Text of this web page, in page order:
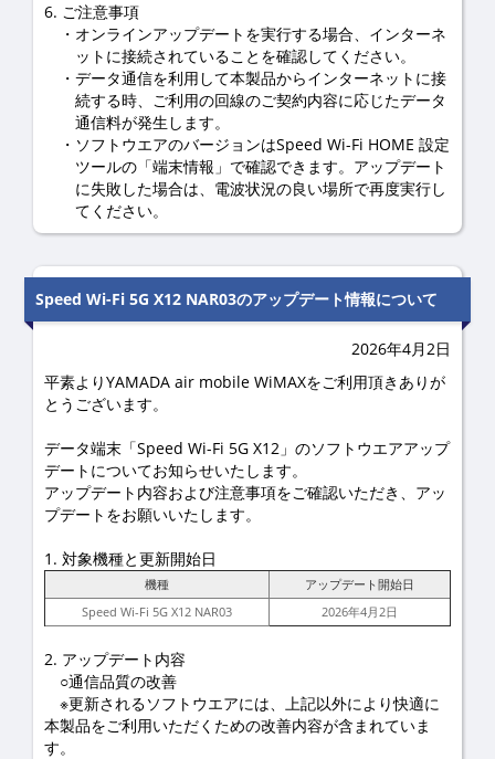
6. ご注意事項
オンラインアップデートを実行する場合、インターネ
ットに接続されていることを確認してください。
データ通信を利用して本製品からインターネットに接
続する時、ご利用の回線のご契約内容に応じたデータ
通信料が発生します。
ソフトウエアのバージョンはSpeed Wi-Fi HOME 設定
ツールの「端末情報」で確認できます。アップデート
に失敗した場合は、電波状況の良い場所で再度実行し
てください。
Speed Wi-Fi 5G X12 NAR03のアップデート情報について
2026年4月2日
平素よりYAMADA air mobile WiMAXをご利用頂きありが
とうございます。
データ端末「Speed Wi-Fi 5G X12」のソフトウエアアップ
デートについてお知らせいたします。
アップデート内容および注意事項をご確認いただき、アッ
プデートをお願いいたします。
1. 対象機種と更新開始日
機種
アップデート開始日
Speed Wi-Fi 5G X12 NAR03
2026年4月2日
2. アップデート内容
○通信品質の改善
※更新されるソフトウエアには、上記以外により快適に
本製品をご利用いただくための改善内容が含まれていま
す。